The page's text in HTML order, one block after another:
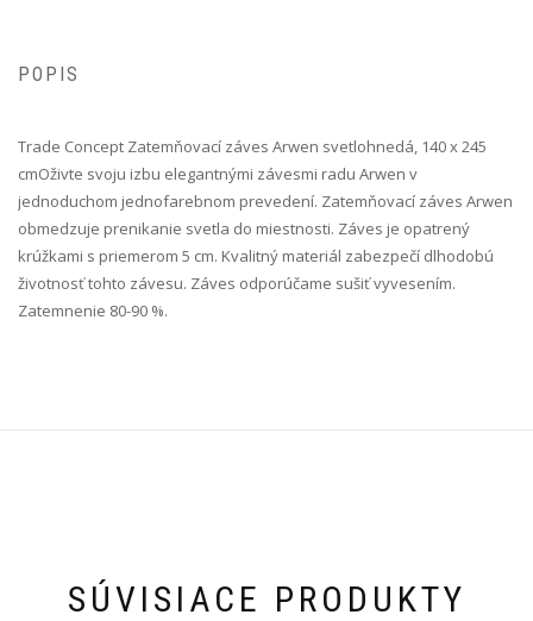
POPIS
Trade Concept Zatemňovací záves Arwen svetlohnedá, 140 x 245
cm Oživte svoju izbu elegantnými závesmi radu Arwen v
jednoduchom jednofarebnom prevedení. Zatemňovací záves Arwen
obmedzuje prenikanie svetla do miestnosti. Záves je opatrený
krúžkami s priemerom 5 cm. Kvalitný materiál zabezpečí dlhodobú
životnosť tohto závesu. Záves odporúčame sušiť vyvesením.
Zatemnenie 80-90 %.
SÚVISIACE PRODUKTY